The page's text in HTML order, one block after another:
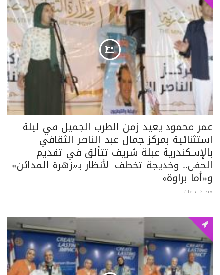
عمر محمود يعيد زمن الطرب الجميل في ليلة
استثنائية بمركز جمال عبد الناصر الثقافي
بالإسكندرية عبلة شريف تتألق في تقديم
الحفل.. وخديجة تخطف الأنظار بـ«زهرة المدائن»
و«أما براوة»
منذ 7 ساعات